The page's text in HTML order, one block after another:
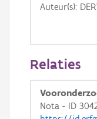
Auteur(s):
Relaties
Nota - ID